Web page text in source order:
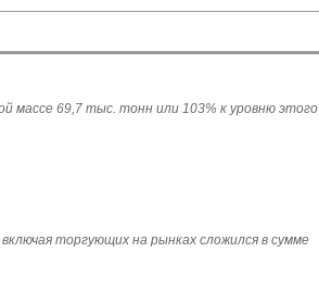
массе 69,7 тыс. тонн или 103% к уровню этого
торгующих на рынках сложился в сумме